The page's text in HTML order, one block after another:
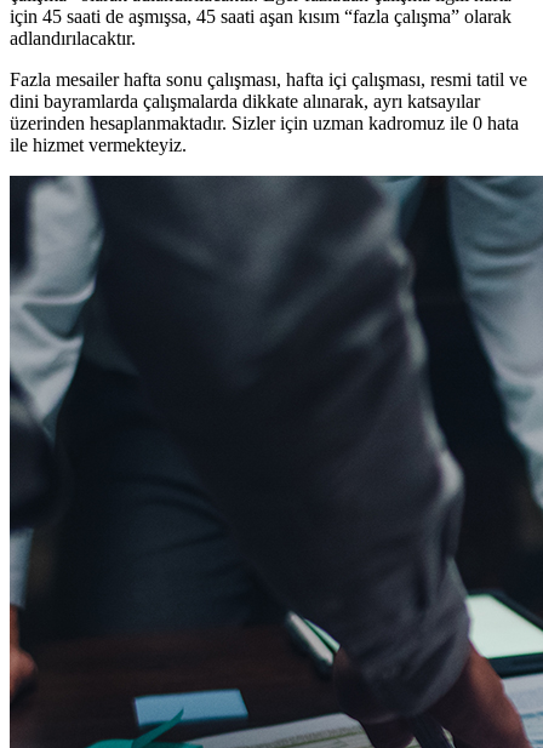
için 45 saati de aşmışsa, 45 saati aşan kısım “fazla çalışma” olarak
adlandırılacaktır.
Fazla mesailer hafta sonu çalışması, hafta içi çalışması, resmi tatil ve
dini bayramlarda çalışmalarda dikkate alınarak, ayrı katsayılar
üzerinden hesaplanmaktadır. Sizler için uzman kadromuz ile 0 hata
ile hizmet vermekteyiz.